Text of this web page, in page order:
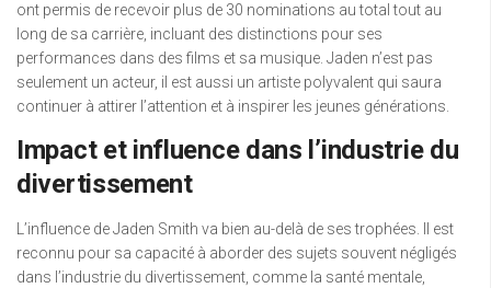
ont permis de recevoir plus de 30 nominations au total tout au
long de sa carrière, incluant des distinctions pour ses
performances dans des films et sa musique. Jaden n’est pas
seulement un acteur, il est aussi un artiste polyvalent qui saura
continuer à attirer l’attention et à inspirer les jeunes générations.
Impact et influence dans l’industrie du
divertissement
L’influence de Jaden Smith va bien au-delà de ses trophées. Il est
reconnu pour sa capacité à aborder des sujets souvent négligés
dans l’industrie du divertissement, comme la santé mentale,